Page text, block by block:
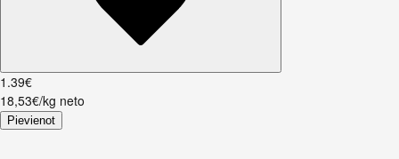
1 .39€
18,53€/kg neto
Pievienot